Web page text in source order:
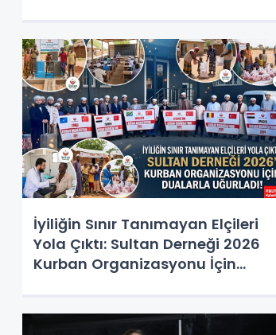
İyiliğin Sınır Tanımayan Elçileri
Yola Çıktı: Sultan Derneği 2026
Kurban Organizasyonu İçin